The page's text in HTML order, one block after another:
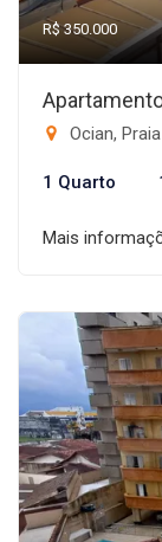
R$ 350.000
Ocian,
1 Quarto
Mais